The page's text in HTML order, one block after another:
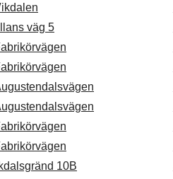
väg 5
10B